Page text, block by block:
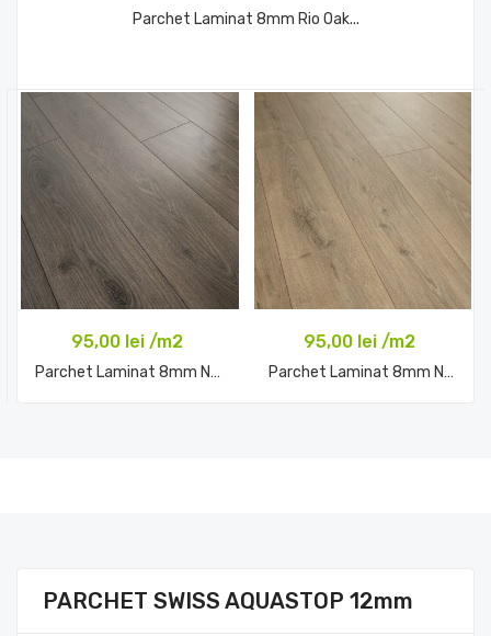
Parchet Laminat 8mm Rio Oak...
95,00 lei /m2
Parchet Laminat 8mm Natural...
95,00 lei /m2
Parchet Laminat 8mm Natural...
PARCHET SWISS AQUASTOP 12mm